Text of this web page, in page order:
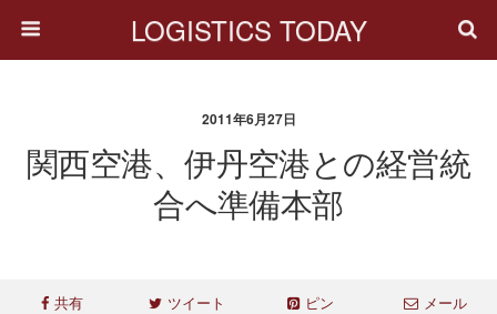
LOGISTICS TODAY
2011年6月27日
関西空港、伊丹空港との経営統
合へ準備本部
共有 ツイート ピン メール